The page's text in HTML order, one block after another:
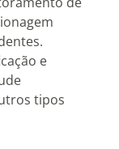
e
tipos